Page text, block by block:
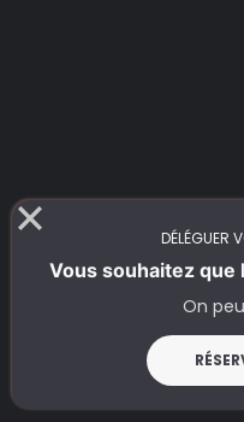
DÉLÉGUER
Vous souhaitez que
On